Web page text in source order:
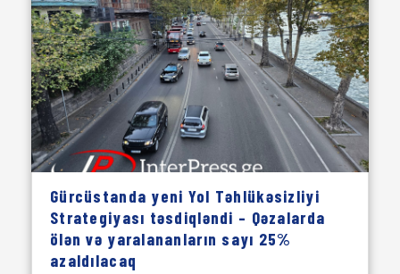
Gürcüstanda yeni Yol Təhlükəsizliyi
Strategiyası təsdiqləndi – Qəzalarda
ölən və yaralananların sayı 25%
azaldılacaq